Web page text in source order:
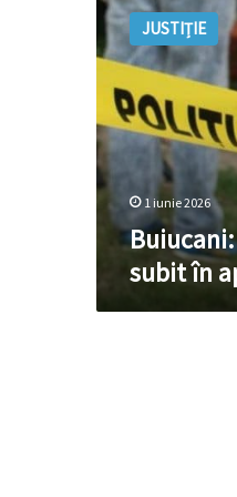
Un
taximetrist
a
murit
subit
în
apropierea
Parcului
Alunelul
JUSTIȚIE
1 iunie 2026
subit în